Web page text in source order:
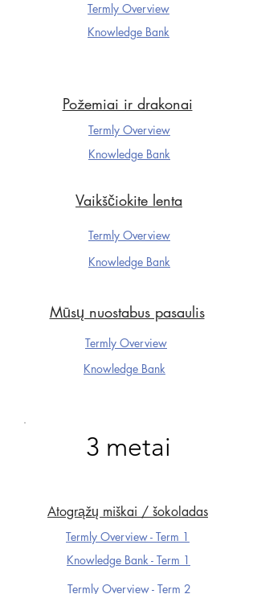
Termly Overview
Knowledge Bank
Požemiai ir drakonai
Termly Overview
Knowledge Bank
Vaikščiokite lenta
Termly Overview
Knowledge Bank
Mūsų nuostabus pasaulis
Termly Overview
Knowledge Bank
3 metai
Atogrąžų miškai / šokoladas
Termly Overview - Term 1
Knowledge Bank - Term 1
Termly Overview - Term 2